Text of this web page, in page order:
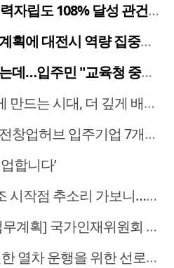
108% 달성 관건은 '주민 수용성'
에 대전시 역량 집중해야
입주민 "교육청 중재 나서라"
는 시대, 더 깊게 배우는 교육
업허브 입주기업 7개사 모집
합니다’
소리 가보니…걷어내도 짙은 초록빛
신설… 거점국립대 3곳 성장엔진·AI 분야 패키지 지원
열차 운행을 위한 선로관리